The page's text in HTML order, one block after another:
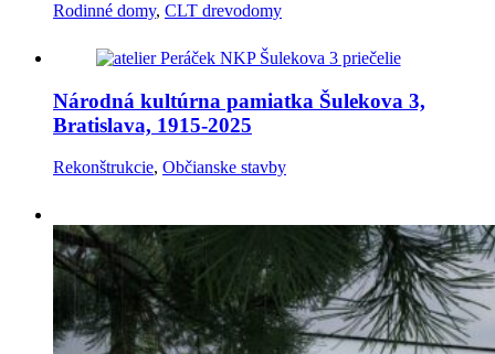
Rodinné domy, CLT drevodomy
Národná kultúrna pamiatka Šulekova 3,
Bratislava, 1915-2025
Rekonštrukcie, Občianske stavby